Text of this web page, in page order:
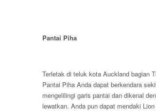
Pantai Piha
Terletak di teluk kota Auckland bagian
Pantai Piha Anda dapat berkendara
mengelilingi garis pantai dan dikenal
lewatkan. Anda pun dapat mendaki